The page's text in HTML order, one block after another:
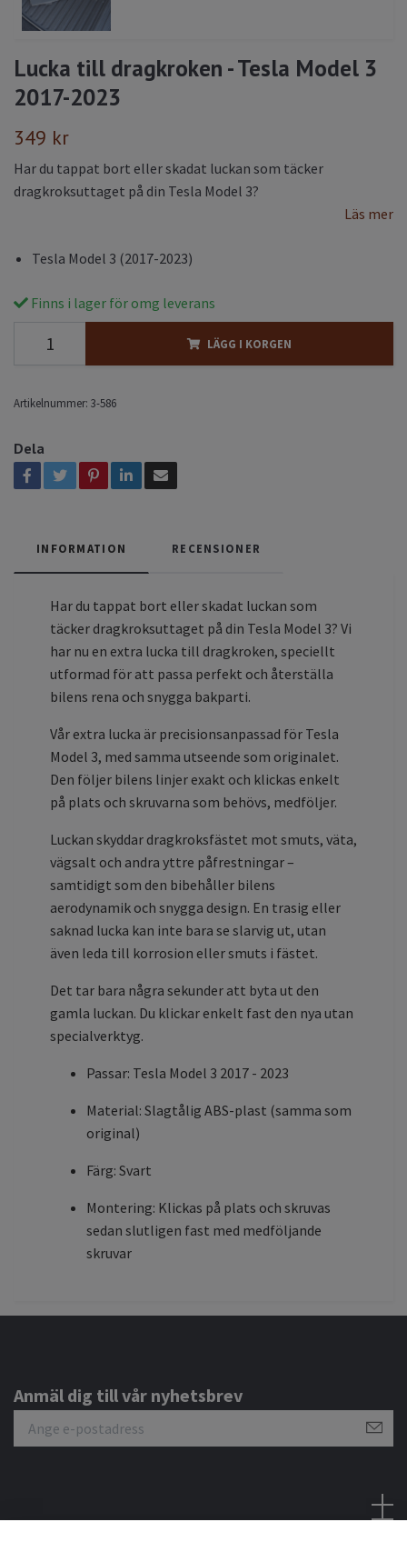
Lucka till dragkroken - Tesla Model 3
2017-2023
349 kr
Har du tappat bort eller skadat luckan som täcker
dragkroksuttaget på din Tesla Model 3?
Läs mer
Tesla Model 3 (2017-2023)
Finns i lager för omg leverans
LÄGG I KORGEN
Artikelnummer: 3-586
Dela
INFORMATION RECENSIONER
Har du tappat bort eller skadat luckan som
täcker dragkroksuttaget på din Tesla Model 3? Vi
har nu en extra lucka till dragkroken, speciellt
utformad för att passa perfekt och återställa
bilens rena och snygga bakparti.
Vår extra lucka är precisionsanpassad för Tesla
Model 3, med samma utseende som originalet.
Den följer bilens linjer exakt och klickas enkelt
på plats och skruvarna som behövs, medföljer.
Luckan skyddar dragkroksfästet mot smuts, väta,
vägsalt och andra yttre påfrestningar –
samtidigt som den bibehåller bilens
aerodynamik och snygga design. En trasig eller
saknad lucka kan inte bara se slarvig ut, utan
även leda till korrosion eller smuts i fästet.
Det tar bara några sekunder att byta ut den
gamla luckan. Du klickar enkelt fast den nya utan
specialverktyg.
Passar: Tesla Model 3 2017 - 2023
Material: Slagtålig ABS-plast (samma som
original)
Färg: Svart
Montering: Klickas på plats och skruvas
sedan slutligen fast med medföljande
skruvar
Anmäl dig till vår nyhetsbrev